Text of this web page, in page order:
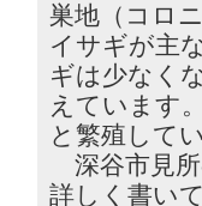
巣地（コロ
イサギが主
ギは少なく
えています
と繁殖して
深谷市見
詳しく書い